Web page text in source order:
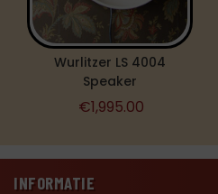
Wurlitzer LS 4004
Speaker
€1,995.00
INFORMATIE